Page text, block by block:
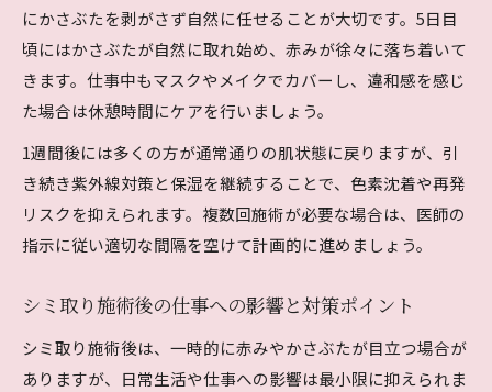
にかさぶたを剥がさず自然に任せることが大切です。5日目
頃にはかさぶたが自然に取れ始め、赤みが徐々に落ち着いて
きます。仕事中もマスクやメイクでカバーし、違和感を感じ
た場合は休憩時間にケアを行いましょう。
1週間後には多くの方が通常通りの肌状態に戻りますが、引
き続き紫外線対策と保湿を継続することで、色素沈着や再発
リスクを抑えられます。複数回施術が必要な場合は、医師の
指示に従い適切な間隔を空けて計画的に進めましょう。
シミ取り施術後の仕事への影響と対策ポイント
シミ取り施術後は、一時的に赤みやかさぶたが目立つ場合が
ありますが、日常生活や仕事への影響は最小限に抑えられま